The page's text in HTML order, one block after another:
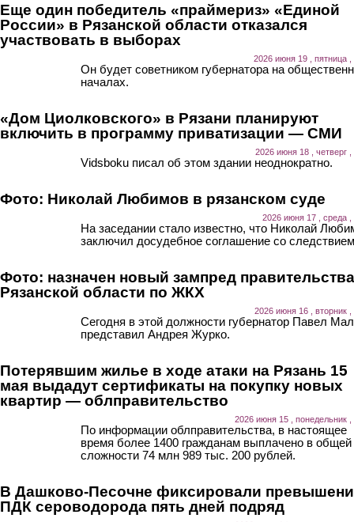
Еще один победитель «праймериз» «Единой
России» в Рязанской области отказался
участвовать в выборах
2026 июня 19 , пятница ,
Он будет советником губернатора на
началах.
«Дом Циолковского» в Рязани планируют
включить в программу приватизации — СМИ
2026 июня 18 , четверг ,
Vidsboku писал об этом здании неоднократно.
Фото: Николай Любимов в рязанском суде
2026 июня 17 , среда ,
На заседании стало известно, что Николай
заключил досудебное соглашение со
Фото: назначен новый зампред правительства
Рязанской области по ЖКХ
2026 июня 16 , вторник ,
Сегодня в этой должности губернатор Павел
представил Андрея Журко.
Потерявшим жилье в ходе атаки на Рязань 15
мая выдадут сертификаты на покупку новых
квартир — облправительство
2026 июня 15 , понедельник ,
По информации облправительства, в настоящее
время более 1400 гражданам выплачено в общей
сложности 74 млн 989 тыс. 200 рублей.
В Дашково-Песочне фиксировали
ПДК сероводорода пять дней подряд